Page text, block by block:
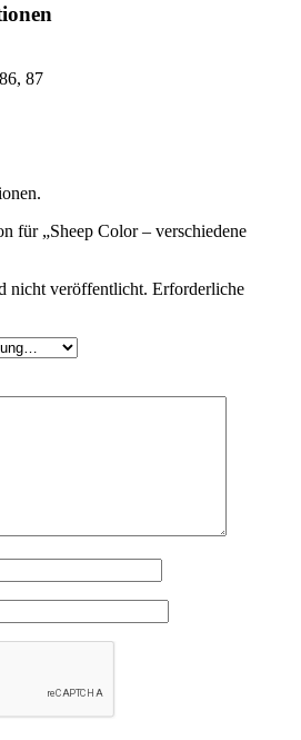
87
für „Sheep Color – verschiedene
nicht veröffentlicht. Erforderliche